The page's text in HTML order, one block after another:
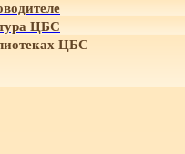
ЦБС
ЦБС